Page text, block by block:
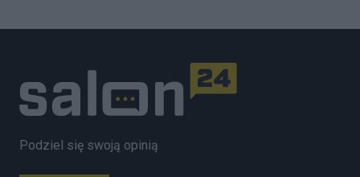
Podziel się swoją opinią